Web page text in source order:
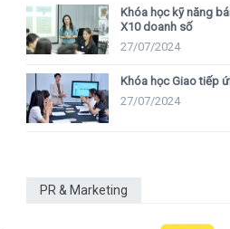
Khóa học kỹ năng
X10 doanh số
27/07/2024
Khóa học Giao tiếp
27/07/2024
PR & Marketing